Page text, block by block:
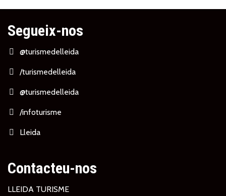
Segueix-nos
@turismedelleida
/turismedelleida
@turismedelleida
/infoturisme
Lleida
Contacteu-nos
LLEIDA TURISME